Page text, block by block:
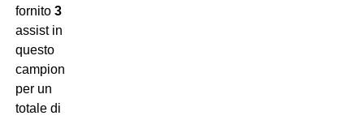
fornito 3
assist in
questo
campionato,
per un
totale di